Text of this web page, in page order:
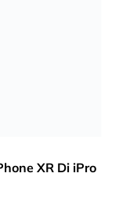
XR Di iPro